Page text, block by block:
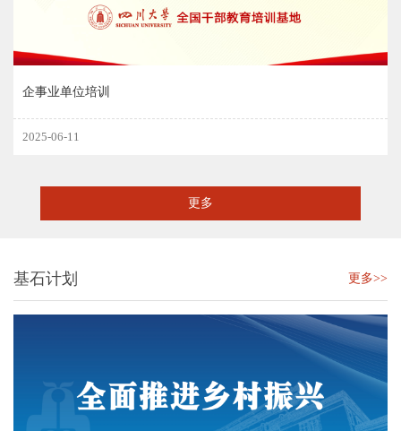
企事业单位培训
2025-06-11
更多
基石计划 更多>>